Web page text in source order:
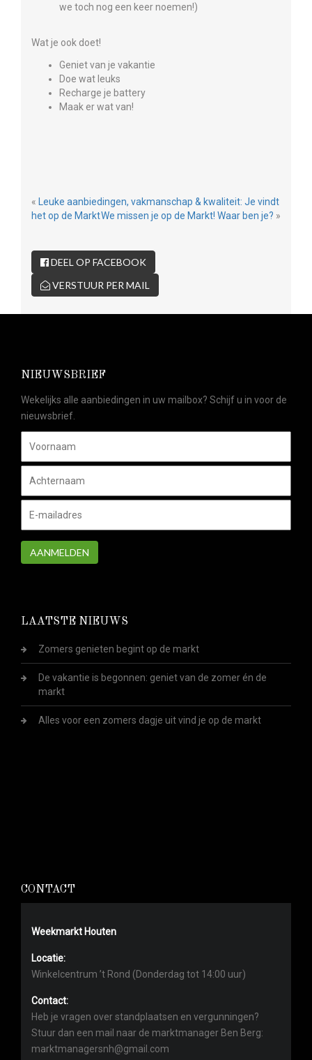
we toch nog een keer noemen!)
Wat je ook doet!
Geniet van je vakantie
Doe wat leuks
Recharge je battery
Maak er wat van!
«
Leuke aanbiedingen, vakmanschap & kwaliteit: Je vindt
het op de MarktWe missen je op de Markt! Waar ben je? »
DEEL OP FACEBOOK
VERSTUUR PER MAIL
NIEUWSBRIEF
Wekelijks alle aanbiedingen in uw mailbox? Schijf u in voor de
nieuwsbrief.
AANMELDEN
LAATSTE NIEUWS
Zomers genieten begint op de markt
De vakantie is begonnen: geniet van de zomer én de
markt
Alles voor een zomers dagje uit vind je op de markt
CONTACT
Weekmarkt Houten
Locatie:
Winkelcentrum ’t Rond (Donderdag tot 14:00 uur)
Contact:
Heb je vragen over standplaatsen en vergunningen?
Stuur dan een mail naar de marktmanager Ben Berg:
marktmanagersnh@gmail.com